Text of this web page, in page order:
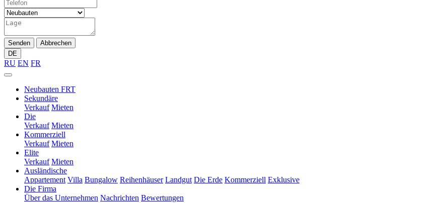
Senden
Abbrechen
DE
RU EN FR
Neubauten FRT
Sekundäre
Verkauf Mieten
Die
Verkauf Mieten
Kommerziell
Verkauf Mieten
Elite
Verkauf Mieten
Ausländische
Appartement Villa Bungalow Reihenhäuser Landgut Die Erde Kommerziell Exklusive
Die Firma
Über das Unternehmen Nachrichten Bewertungen